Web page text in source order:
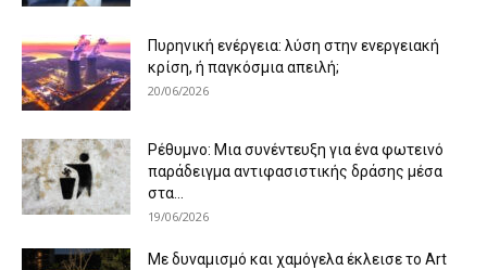
Πυρηνική ενέργεια: λύση στην ενεργειακή
κρίση, ή παγκόσμια απειλή;
20/06/2026
Ρέθυμνο: Μια συνέντευξη για ένα φωτεινό
παράδειγμα αντιφασιστικής δράσης μέσα
στα...
19/06/2026
Με δυναμισμό και χαμόγελα έκλεισε το Art